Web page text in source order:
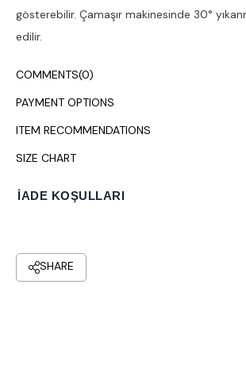
gösterebilir. Çamaşır makinesinde 30°
edilir.
COMMENTS(0)
PAYMENT OPTIONS
ITEM RECOMMENDATIONS
SIZE CHART
İADE KOŞULLARI